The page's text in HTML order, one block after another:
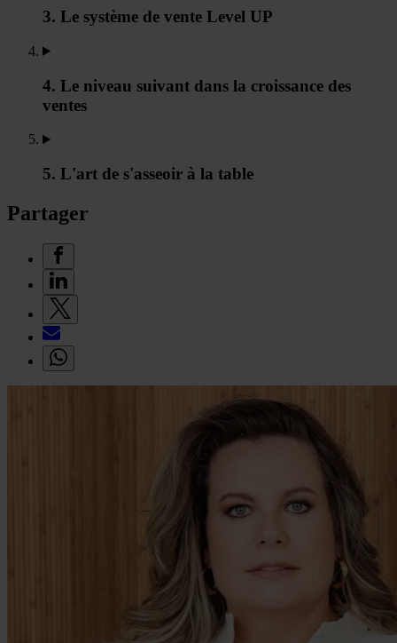
3. Le système de vente Level UP
4. Le niveau suivant dans la croissance des
ventes
5. L'art de s'asseoir à la table
Partager